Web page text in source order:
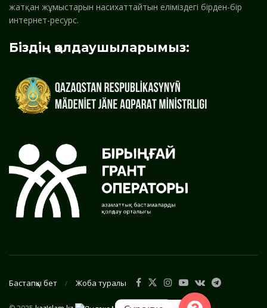
жатқан жұмыстарын насихаттайтын еліміздегі бірден-бір
интернет-ресурс.
Біздің қолдаушыларымыз:
Бастапқы бет Жоба туралы